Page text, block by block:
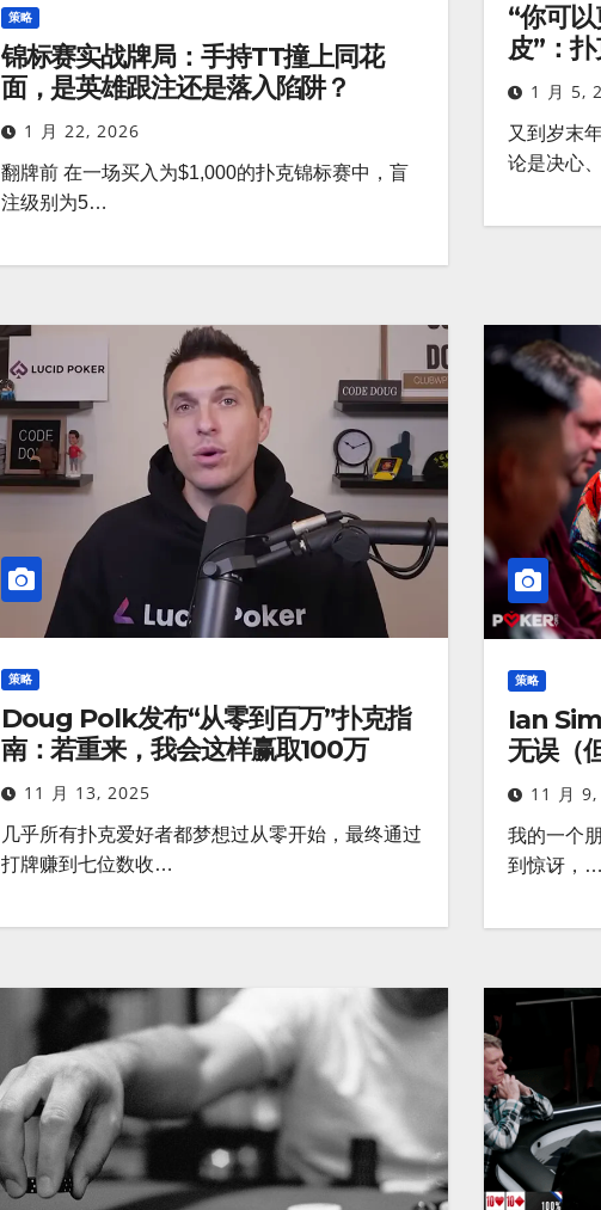
策略
锦标赛实战牌局：手持TT撞上同花
面，是英雄跟注还是落入陷阱？
1 月 22, 2026
翻牌前 在一场买入为$1,000的扑克锦标赛中，盲
注级别为5…
“你可
皮”：
1 月 5,
又到岁末
论是决心
策略
Doug Polk发布“从零到百万”扑克指
南：若重来，我会这样赢取100万
11 月 13, 2025
几乎所有扑克爱好者都梦想过从零开始，最终通过
打牌赚到七位数收…
策略
Ian
无误（
11 月
我的一个
到惊讶，…